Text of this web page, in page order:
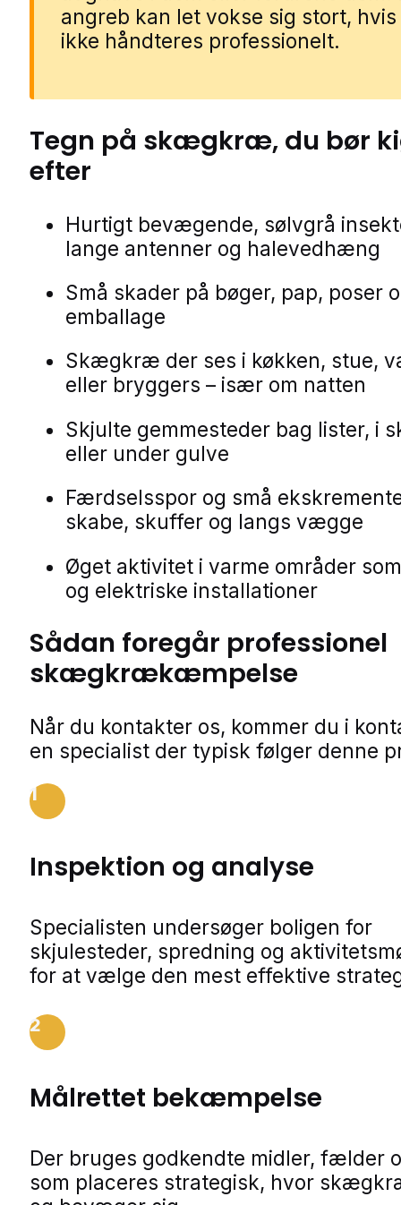
angreb kan let vokse sig stort,
ikke håndteres professionelt.
Tegn på skægkræ, du bør
efter
Hurtigt bevægende, sølvgrå
lange antenner og halevedhæng
Små skader på bøger, pap, poser
emballage
Skægkræ der ses i køkken, stue,
eller bryggers – især om natten
Skjulte gemmesteder bag lister, i
eller under gulve
Færdselsspor og små
skabe, skuffer og langs vægge
Øget aktivitet i varme områder
og elektriske installationer
Sådan foregår professionel
skægkrækæmpelse
Når du kontakter os, kommer du i
en specialist der typisk følger denne
1
Inspektion og analyse
Specialisten undersøger boligen for
skjulesteder, spredning og
for at vælge den mest effektive
2
Målrettet bekæmpelse
Der bruges godkendte midler, fælder
som placeres strategisk, hvor